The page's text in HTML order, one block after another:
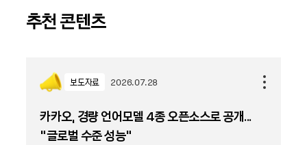
추천 콘텐츠
보도자료 2026.07.28
카카오, 경량 언어모델 4종 오픈소스로 공개...
“글로벌 수준 성능”